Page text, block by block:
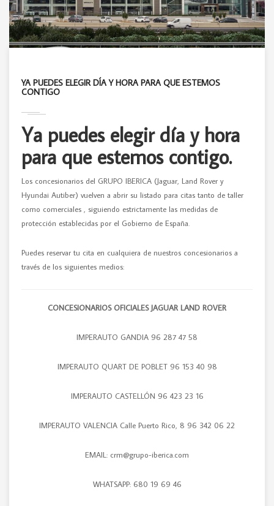
YA PUEDES ELEGIR DÍA Y HORA PARA QUE ESTEMOS
CONTIGO
Ya puedes elegir día y hora
para que estemos contigo.
Los concesionarios del GRUPO IBERICA (Jaguar, Land Rover y
Hyundai Autiber) vuelven a abrir su listado para citas tanto de taller
como comerciales , siguiendo estrictamente las medidas de
protección establecidas por el Gobierno de España.
Puedes reservar tu cita en cualquiera de nuestros concesionarios a
través de los siguientes medios:
CONCESIONARIOS OFICIALES JAGUAR LAND ROVER
IMPERAUTO GANDIA 96 287 47 58
IMPERAUTO QUART DE POBLET 96 153 40 98
IMPERAUTO CASTELLÓN 96 423 23 16
IMPERAUTO VALENCIA Calle Puerto Rico, 8 96 342 06 22
EMAIL: crm@grupo-iberica.com
WHATSAPP: 680 19 69 46